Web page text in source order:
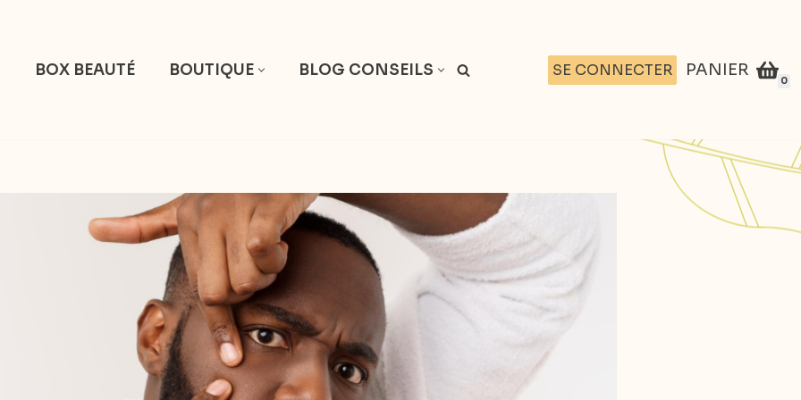
BOX BEAUTÉ BOUTIQUE BLOG CONSEILS SE CONNECTER PANIER
0